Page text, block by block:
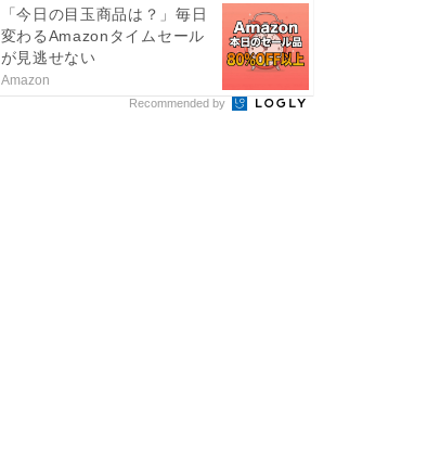
「今日の目玉商品は？」毎日
変わるAmazonタイムセール
が見逃せない
Amazon
Recommended by